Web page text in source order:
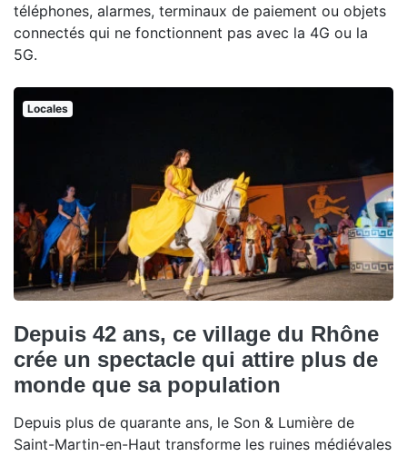
téléphones, alarmes, terminaux de paiement ou objets
connectés qui ne fonctionnent pas avec la 4G ou la
5G.
Locales
Depuis 42 ans, ce village du Rhône
crée un spectacle qui attire plus de
monde que sa population
Depuis plus de quarante ans, le Son & Lumière de
Saint-Martin-en-Haut transforme les ruines médiévales